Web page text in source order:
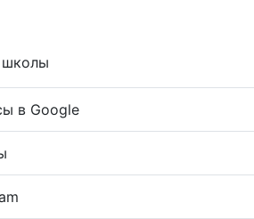
школы
в Google